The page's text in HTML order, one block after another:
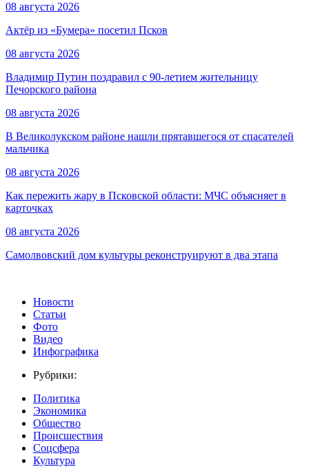
08 августа 2026
Актёр из «Бумера» посетил Псков
08 августа 2026
Владимир Путин поздравил с 90-летием жительницу
Печорского района
08 августа 2026
В Великолукском районе нашли прятавшегося от спасателей
мальчика
08 августа 2026
Как пережить жару в Псковской области: МЧС объясняет в
карточках
08 августа 2026
Самолвовский дом культуры реконструируют в два этапа
Новости
Статьи
Фото
Видео
Инфографика
Рубрики:
Политика
Экономика
Общество
Происшествия
Соцсфера
Культура